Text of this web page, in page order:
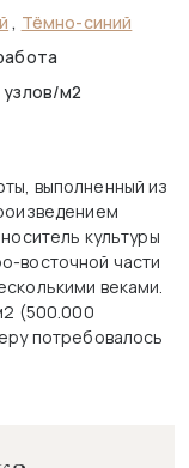
, Тёмно-синий
м2
выполненный из
культуры
восточной части
веками.
(500.000
потребовалось